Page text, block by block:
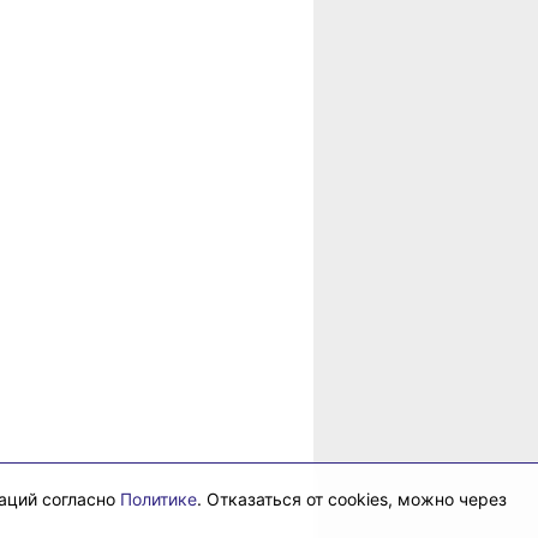
согласно Политике. Отказаться от cookies, можно через